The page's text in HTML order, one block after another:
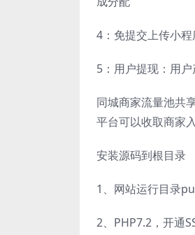
4：免提交上传小
5：用户提现：用
同城商家流量池共
平台可以收取商家
安装源码到根目录
1、网站运行目录
2、PHP7.2，开通